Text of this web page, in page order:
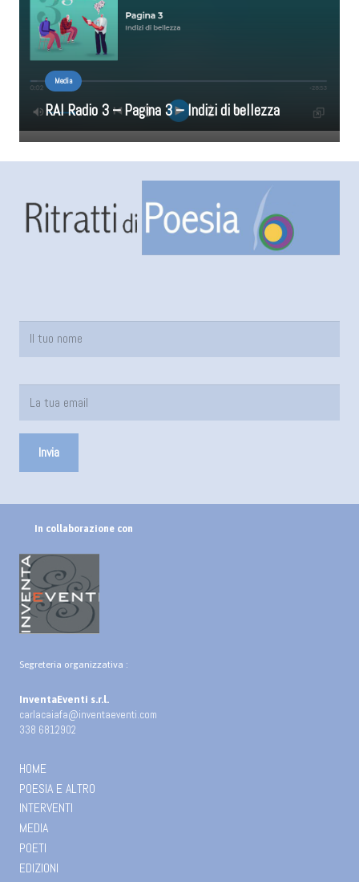
Media
RAI Radio 3 – Pagina 3 – Indizi di bellezza
In collaborazione con
Segreteria organizzativa :
InventaEventi s.r.l.
carlacaiafa@inventaeventi.com
338 6812902
HOME
POESIA E ALTRO
INTERVENTI
MEDIA
POETI
EDIZIONI